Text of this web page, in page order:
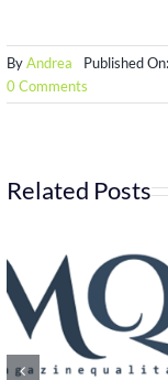
ByAndrea Published
0 Commentson
Accordo
Related Posts